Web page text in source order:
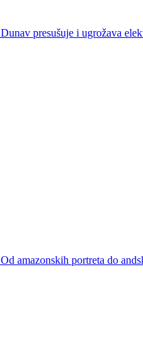
Dunav presušuje i ugrožava
Od amazonskih portreta do